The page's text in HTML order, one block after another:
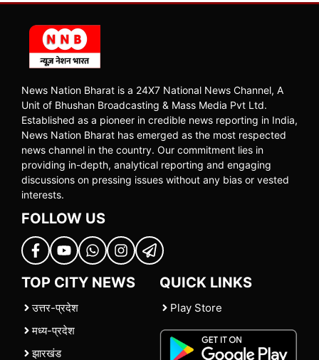
News Nation Bharat is a 24X7 National News Channel, A
Unit of Bhushan Broadcasting & Mass Media Pvt Ltd.
Established as a pioneer in credible news reporting in India,
News Nation Bharat has emerged as the most respected
news channel in the country. Our commitment lies in
providing in-depth, analytical reporting and engaging
discussions on pressing issues without any bias or vested
interests.
FOLLOW US
TOP CITY NEWS
उत्तर-प्रदेश
मध्य-प्रदेश
झारखंड
QUICK LINKS
Play Store